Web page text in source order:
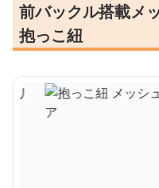
前バックル搭載メ
抱っこ紐